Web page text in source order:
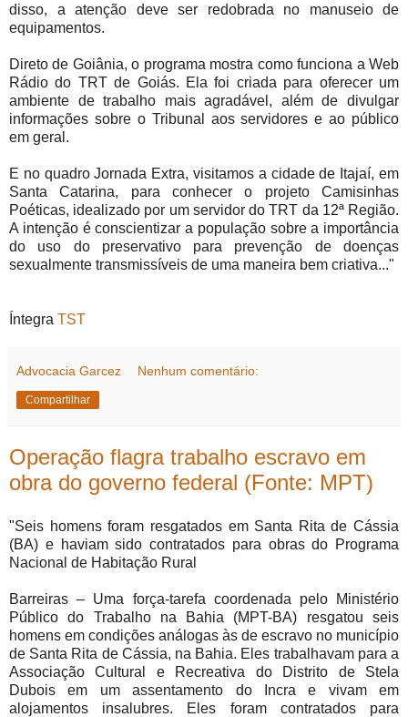
disso, a atenção deve ser redobrada no manuseio de
equipamentos.
Direto de Goiânia, o programa mostra como funciona a Web
Rádio do TRT de Goiás. Ela foi criada para oferecer um
ambiente de trabalho mais agradável, além de divulgar
informações sobre o Tribunal aos servidores e ao público
em geral.
E no quadro Jornada Extra, visitamos a cidade de Itajaí, em
Santa Catarina, para conhecer o projeto Camisinhas
Poéticas, idealizado por um servidor do TRT da 12ª Região.
A intenção é conscientizar a população sobre a importância
do uso do preservativo para prevenção de doenças
sexualmente transmissíveis de uma maneira bem criativa..."
Íntegra TST
Advocacia Garcez Nenhum comentário:
Compartilhar
Operação flagra trabalho escravo em
obra do governo federal (Fonte: MPT)
"Seis homens foram resgatados em Santa Rita de Cássia
(BA) e haviam sido contratados para obras do Programa
Nacional de Habitação Rural
Barreiras – Uma força-tarefa coordenada pelo Ministério
Público do Trabalho na Bahia (MPT-BA) resgatou seis
homens em condições análogas às de escravo no município
de Santa Rita de Cássia, na Bahia. Eles trabalhavam para a
Associação Cultural e Recreativa do Distrito de Stela
Dubois em um assentamento do Incra e vivam em
alojamentos insalubres. Eles foram contratados para